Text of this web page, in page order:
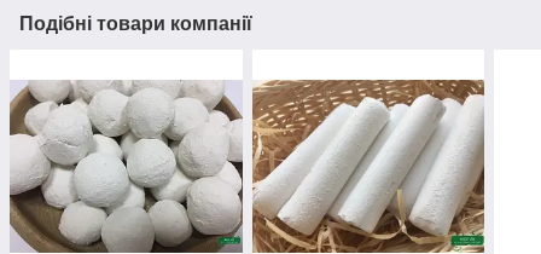
Подібні товари компанії